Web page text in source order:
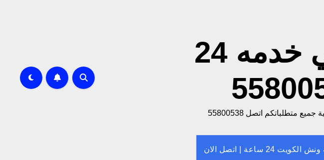
ونش لا تحاتي خدمه 24
متطلباتكم اتصل 55800538
24 ساعة | اتصل الان